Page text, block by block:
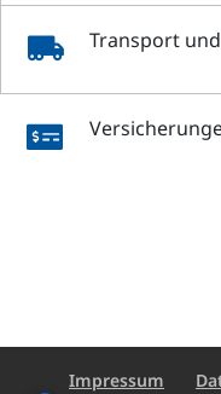
 Transport

Impressum